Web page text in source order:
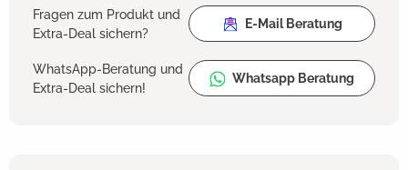
Fragen zum Produkt und
Extra-Deal sichern?
E-Mail Beratung
WhatsApp-Beratung und
Extra-Deal sichern!
Whatsapp Beratung